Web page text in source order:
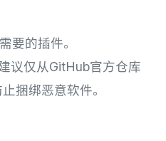
要的插件。
议仅从GitHub官方仓库
捆绑恶意软件。